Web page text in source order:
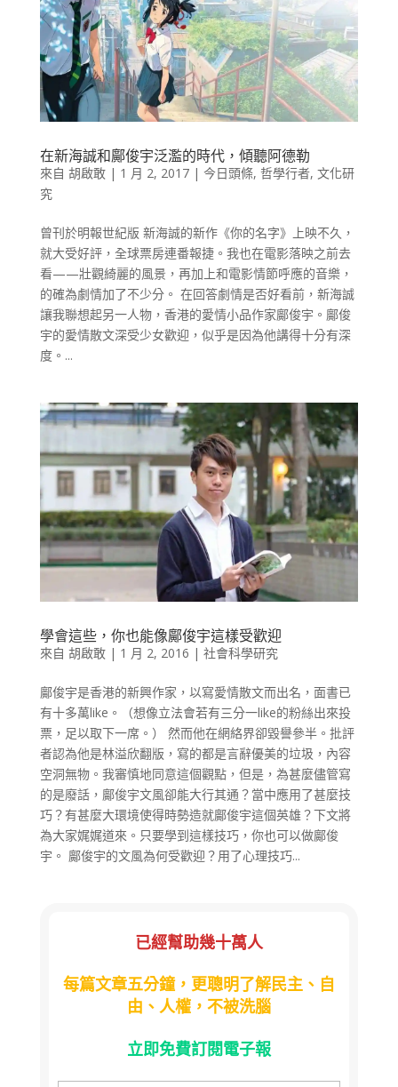
在新海誠和鄺俊宇泛濫的時代，傾聽阿德勒
來自 胡啟敢| 1 月 2, 2017| 今日頭條, 哲學行者, 文化研
究
曾刊於明報世紀版 新海誠的新作《你的名字》上映不久，
就大受好評，全球票房連番報捷。我也在電影落映之前去
看——壯觀綺麗的風景，再加上和電影情節呼應的音樂，
的確為劇情加了不少分。 在回答劇情是否好看前，新海誠
讓我聯想起另一人物，香港的愛情小品作家鄺俊宇。鄺俊
宇的愛情散文深受少女歡迎，似乎是因為他講得十分有深
度。...
學會這些，你也能像鄺俊宇這樣受歡迎
來自 胡啟敢| 1 月 2, 2016 | 社會科學研究
鄺俊宇是香港的新興作家，以寫愛情散文而出名，面書已
有十多萬like。（想像立法會若有三分一like的粉絲出來投
票，足以取下一席。） 然而他在網絡界卻毀譽參半。批評
者認為他是林溢欣翻版，寫的都是言辭優美的垃圾，內容
空洞無物。我審慎地同意這個觀點，但是，為甚麼儘管寫
的是廢話，鄺俊宇文風卻能大行其通？當中應用了甚麼技
巧？有甚麼大環境使得時勢造就鄺俊宇這個英雄？下文將
為大家娓娓道來。只要學到這樣技巧，你也可以做鄺俊
宇。 鄺俊宇的文風為何受歡迎？用了心理技巧...
已經幫助幾十萬人
每篇文章五分鐘，更聰明了解民主、自
由、人權，不被洗腦
立即免費訂閱電子報